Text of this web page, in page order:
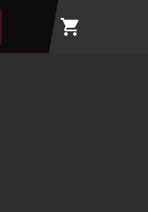
shopping_cart